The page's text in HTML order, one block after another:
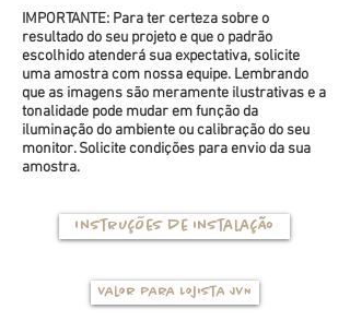
IMPORTANTE: Para ter certeza sobre o
resultado do seu projeto e que o padrão
escolhido atenderá sua expectativa, solicite
uma amostra com nossa equipe. Lembrando
que as imagens são meramente ilustrativas e a
tonalidade pode mudar em função da
iluminação do ambiente ou calibração do seu
monitor. Solicite condições para envio da sua
amostra.
Instruções de instalação
Valor para Lojista JVN